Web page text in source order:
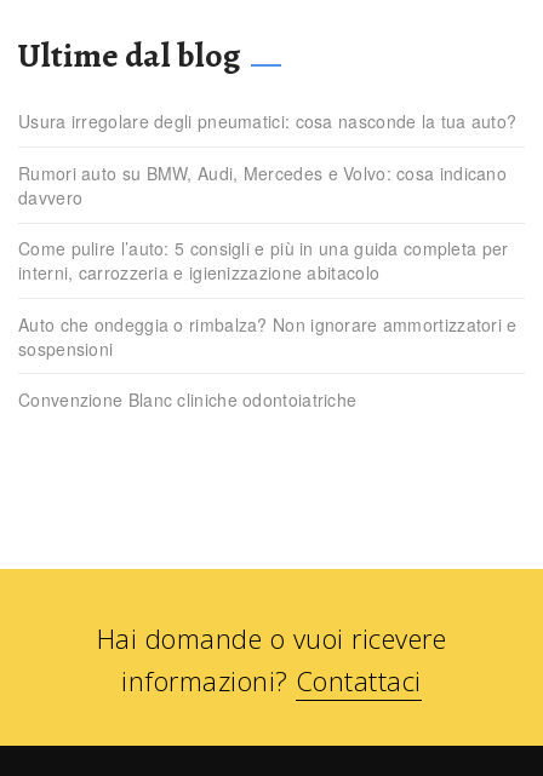
Ultime dal blog
Usura irregolare degli pneumatici: cosa nasconde la tua auto?
Rumori auto su BMW, Audi, Mercedes e Volvo: cosa indicano
davvero
Come pulire l’auto: 5 consigli e più in una guida completa per
interni, carrozzeria e igienizzazione abitacolo
Auto che ondeggia o rimbalza? Non ignorare ammortizzatori e
sospensioni
Convenzione Blanc cliniche odontoiatriche
Hai domande o vuoi ricevere
informazioni? Contattaci